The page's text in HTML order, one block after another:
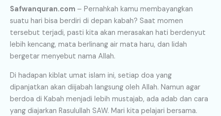
Safwanquran.com – Pernahkah kamu membayangkan
suatu hari bisa berdiri di depan kabah? Saat momen
tersebut terjadi, pasti kita akan merasakan hati berdenyut
lebih kencang, mata berlinang air mata haru, dan lidah
bergetar menyebut nama Allah.
Di hadapan kiblat umat islam ini, setiap doa yang
dipanjatkan akan diijabah langsung oleh Allah. Namun agar
berdoa di Kabah menjadi lebih mustajab, ada adab dan cara
yang diajarkan Rasulullah SAW. Mari kita pelajari bersama.